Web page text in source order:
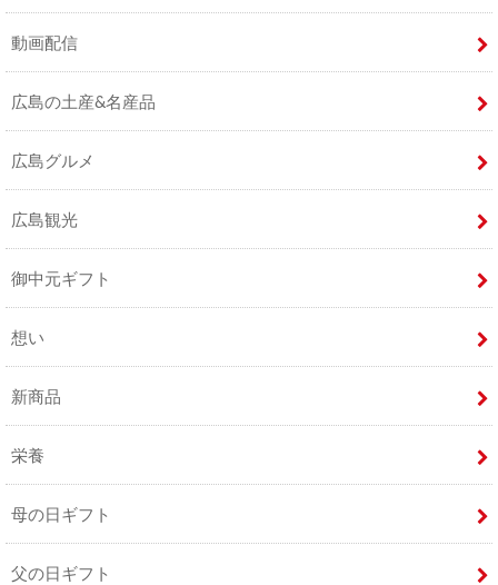
動画配信
広島の土産&名産品
広島グルメ
広島観光
御中元ギフト
想い
新商品
栄養
母の日ギフト
父の日ギフト